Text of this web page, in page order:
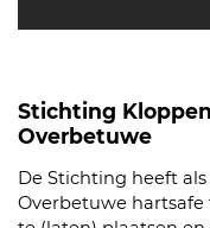
Stichting
Overbetuwe
De Stichting heeft
Overbetuwe hartsafe